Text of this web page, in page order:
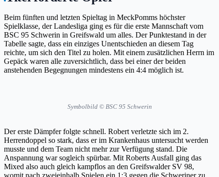
Beim fünften und letzten Spieltag in MeckPomms höchster
Spielklasse, der Landesliga ging es für die erste Mannschaft vom
BSC 95 Schwerin in Greifswald um alles. Der Punktestand in der
Tabelle sagte, dass ein einziges Unentschieden an diesem Tag
reichte, um sich den Titel zu holen. Mit einem zusätzlichen Herrn im
Gepäck waren alle zuversichtlich, dass bei einer der beiden
anstehenden Begegnungen mindestens ein 4:4 möglich ist.
Symbolbild © BSC 95 Schwerin
Der erste Dämpfer folgte schnell. Robert verletzte sich im 2.
Herrendoppel so stark, dass er im Krankenhaus untersucht werden
musste und dem Team nicht mehr zur Verfügung stand. Die
Anspannung war sogleich spürbar. Mit Roberts Ausfall ging das
Mixed also auch gleich kampflos an den Greifswalder SV 98,
womit nach zweieinhalb Spielen ein 1:3 gegen die Schweriner zu